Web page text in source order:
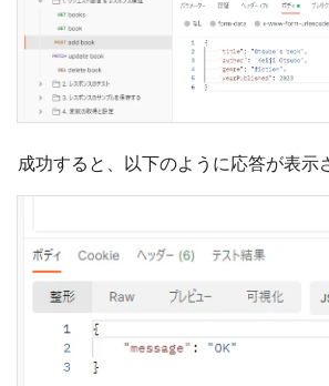
成功すると、以下のように応答が表示